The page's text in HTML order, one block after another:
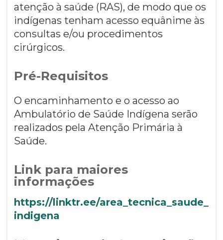
atenção à saúde (RAS), de modo que os
indígenas tenham acesso equânime às
consultas e/ou procedimentos
cirúrgicos.
Pré-Requisitos
O encaminhamento e o acesso ao
Ambulatório de Saúde Indígena serão
realizados pela Atenção Primária à
Saúde.
Link para maiores
informações
https://linktr.ee/area_tecnica_saude_
indigena